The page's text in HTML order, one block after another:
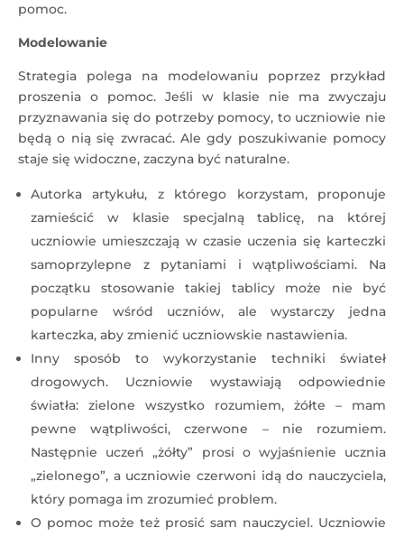
pomoc.
Modelowanie
Strategia polega na modelowaniu poprzez przykład
proszenia o pomoc. Jeśli w klasie nie ma zwyczaju
przyznawania się do potrzeby pomocy, to uczniowie nie
będą o nią się zwracać. Ale gdy poszukiwanie pomocy
staje się widoczne, zaczyna być naturalne.
Autorka artykułu, z którego korzystam, proponuje
zamieścić w klasie specjalną tablicę, na której
uczniowie umieszczają w czasie uczenia się karteczki
samoprzylepne z pytaniami i wątpliwościami. Na
początku stosowanie takiej tablicy może nie być
popularne wśród uczniów, ale wystarczy jedna
karteczka, aby zmienić uczniowskie nastawienia.
Inny sposób to wykorzystanie techniki świateł
drogowych. Uczniowie wystawiają odpowiednie
światła: zielone wszystko rozumiem, żółte – mam
pewne wątpliwości, czerwone – nie rozumiem.
Następnie uczeń „żółty” prosi o wyjaśnienie ucznia
„zielonego”, a uczniowie czerwoni idą do nauczyciela,
który pomaga im zrozumieć problem.
O pomoc może też prosić sam nauczyciel. Uczniowie